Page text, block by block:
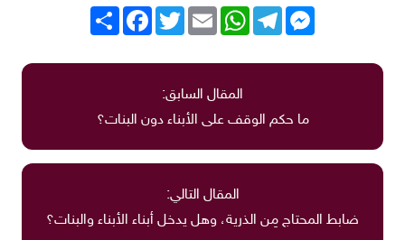
انشر
FacebookTwitterEmail
WhatsAppTelegram
Messenger
المقال السابق:
ما حكم الوقف على الأبناء دون البنات؟
المقال التالي:
ضابط المحتاج مِن الذرية، وهل يدخل أبناء الأبناء والبنات؟